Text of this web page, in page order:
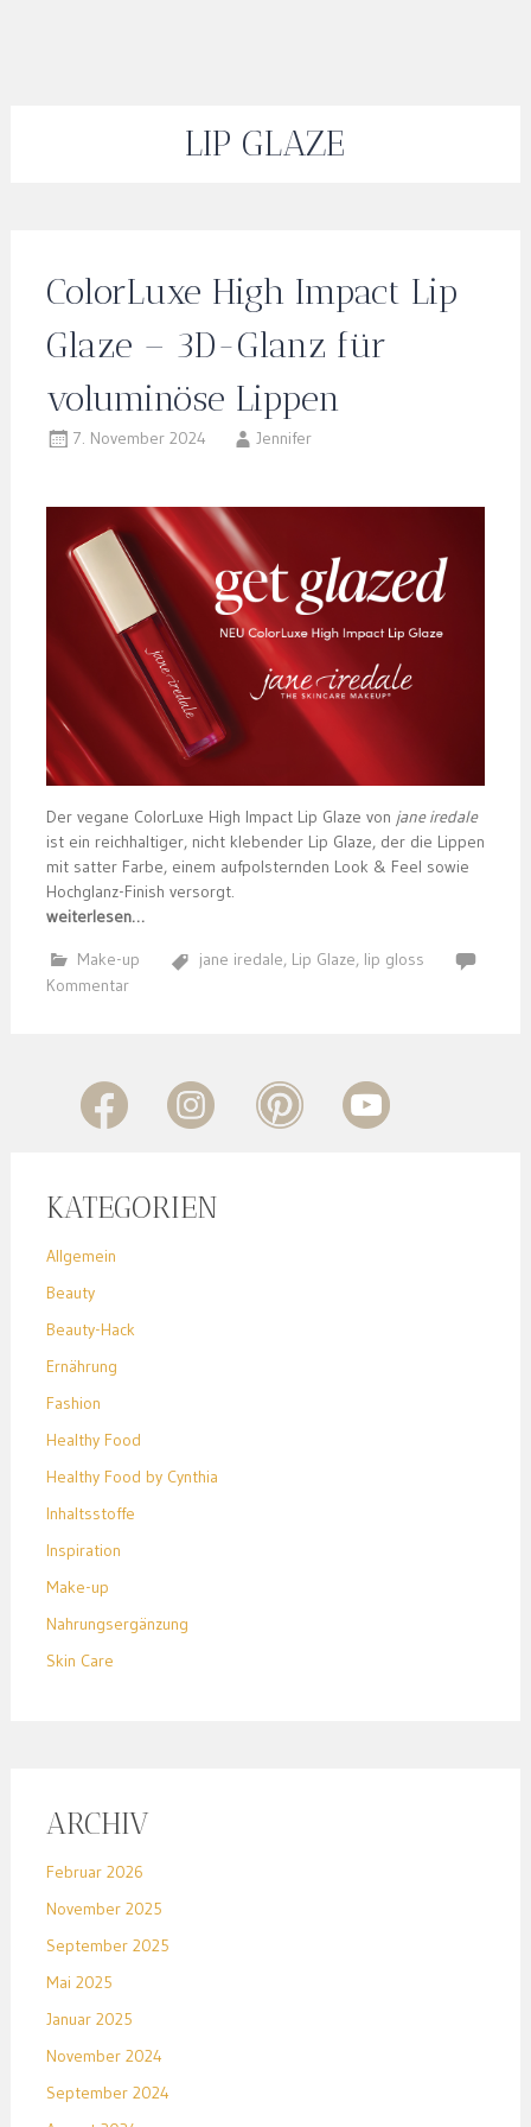
LIP GLAZE
ColorLuxe High Impact Lip
Glaze – 3D-Glanz für
voluminöse Lippen
7. November 2024 Jennifer
Der vegane ColorLuxe High Impact Lip Glaze von jane iredale
ist ein reichhaltiger, nicht klebender Lip Glaze, der die Lippen
mit satter Farbe, einem aufpolsternden Look & Feel sowie
Hochglanz-Finish versorgt.
weiterlesen…
Make-up
jane iredale, Lip Glaze, lip gloss
Kommentar
KATEGORIEN
Allgemein
Beauty
Beauty-Hack
Ernährung
Fashion
Healthy Food
Healthy Food by Cynthia
Inhaltsstoffe
Inspiration
Make-up
Nahrungsergänzung
Skin Care
ARCHIV
Februar 2026
November 2025
September 2025
Mai 2025
Januar 2025
November 2024
September 2024